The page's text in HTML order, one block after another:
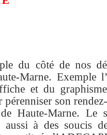
du côté de nos
Marne. Exemple
et du
pérenniser son
Haute-Marne. Le
à des soucis